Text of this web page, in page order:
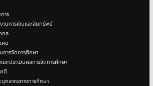
าร
นการเงินและสินทรัพย์
คล
ผน
ารจัดการศึกษา
ะประเมินผลการจัดการศึกษา
ดี
ลากรทางการศึกษา